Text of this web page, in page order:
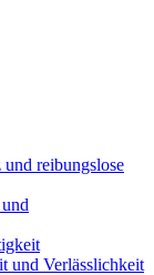
reibungslose
und Verlässlichkeit